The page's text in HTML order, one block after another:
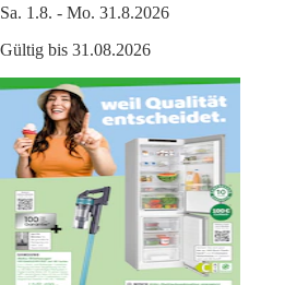
Sa. 1.8. - Mo. 31.8.2026
Gültig bis 31.08.2026